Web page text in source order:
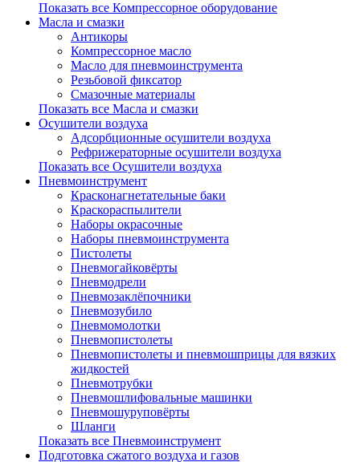
Показать все Компрессорное оборудование
Масла и смазки
Антикоры
Компрессорное масло
Масло для пневмоинструмента
Резьбовой фиксатор
Смазочные материалы
Показать все Масла и смазки
Осушители воздуха
Адсорбционные осушители воздуха
Рефрижераторные осушители воздуха
Показать все Осушители воздуха
Пневмоинструмент
Красконагнетательные баки
Краскораспылители
Наборы окрасочные
Наборы пневмоинструмента
Пистолеты
Пневмогайковёрты
Пневмодрели
Пневмозаклёпочники
Пневмозубило
Пневмомолотки
Пневмопистолеты
Пневмопистолеты и пневмошприцы для вязких
жидкостей
Пневмотрубки
Пневмошлифовальные машинки
Пневмошуруповёрты
Шланги
Показать все Пневмоинструмент
Подготовка сжатого воздуха и газов